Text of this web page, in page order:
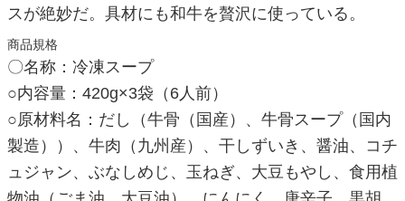
スが絶妙だ。具材にも和牛を贅沢に使っている。
商品規格
〇名称：冷凍スープ
○内容量：420g×3袋（6人前）
○原材料名：だし（牛骨（国産）、牛骨スープ（国内
製造））、牛肉（九州産）、干しずいき、醤油、コチ
ュジャン、ぶなしめじ、玉ねぎ、大豆もやし、食用植